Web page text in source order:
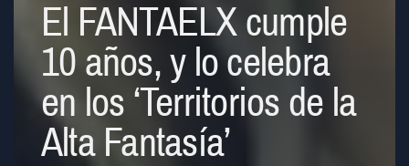
El FANTAELX cumple
10 años, y lo celebra
en los ‘Territorios de la
Alta Fantasía’